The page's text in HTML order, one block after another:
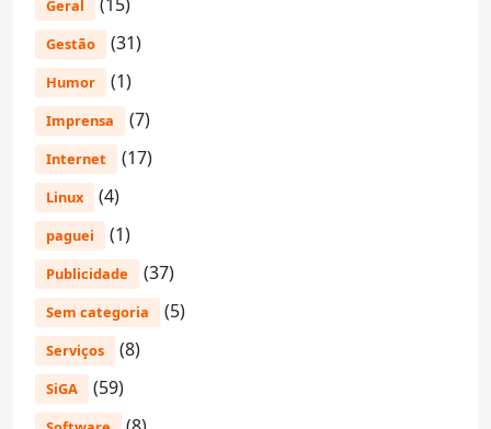
Geral
Gestão (31)
Humor (1)
Imprensa (7)
Internet (17)
Linux (4)
paguei (1)
Publicidade (37)
Sem categoria (5)
Serviços (8)
SiGA (59)